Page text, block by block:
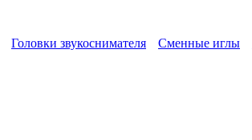
Головки звукоснимателя Сменные иглы